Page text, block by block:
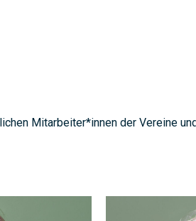
Mitarbeiter*innen der Vereine